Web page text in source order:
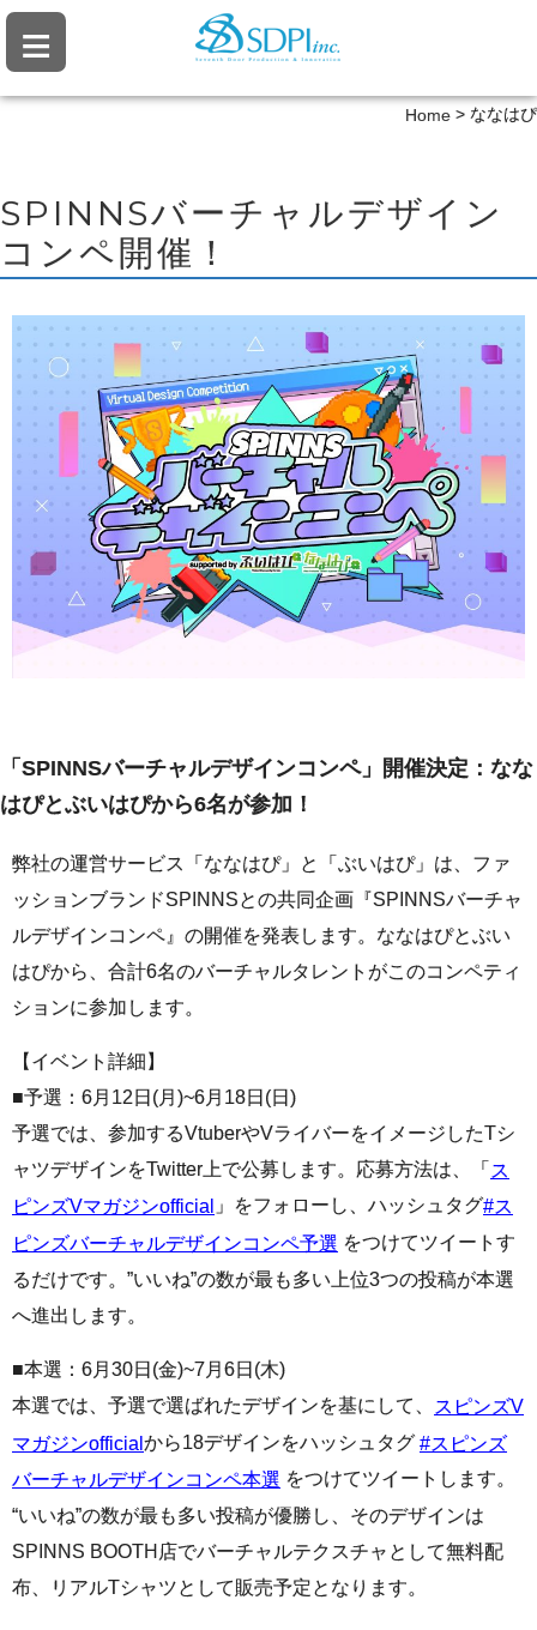
≡
Home > ななはぴ
SPINNSバーチャルデザイン
コンペ開催！
「SPINNSバーチャルデザインコンペ」開催決定：なな
はぴとぶいはぴから6名が参加！
弊社の運営サービス「ななはぴ」と「ぶいはぴ」は、ファ
ッションブランドSPINNSとの共同企画『SPINNSバーチャ
ルデザインコンペ』の開催を発表します。ななはぴとぶい
はぴから、合計6名のバーチャルタレントがこのコンペティ
ションに参加します。
【イベント詳細】
■予選：6月12日(月)~6月18日(日)
予選では、参加するVtuberやVライバーをイメージしたTシ
ャツデザインをTwitter上で公募します。応募方法は、「 ス
ピンズVマガジンofficial 」をフォローし、ハッシュタグ#ス
ピンズバーチャルデザインコンペ予選 をつけてツイートす
るだけです。”いいね”の数が最も多い上位3つの投稿が本選
へ進出します。
■本選：6月30日(金)~7月6日(木)
本選では、予選で選ばれたデザインを基にして、
スピンズV
マガジンofficialから18デザインをハッシュタグ#スピンズ
バーチャルデザインコンペ本選 をつけてツイートします。
“いいね”の数が最も多い投稿が優勝し、そのデザインは
SPINNS BOOTH店でバーチャルテクスチャとして無料配
布、リアルTシャツとして販売予定となります。